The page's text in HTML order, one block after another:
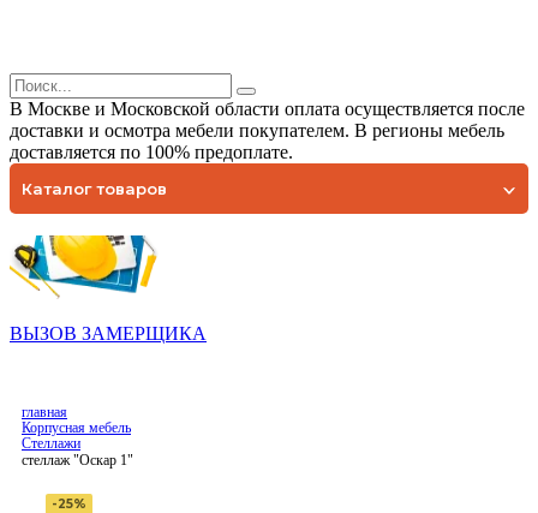
В Москве и Московской области оплата осуществляется после
доставки и осмотра мебели покупателем. В регионы мебель
доставляется по 100% предоплате.
Каталог товаров
ВЫЗОВ ЗАМЕРЩИКА
главная
Корпусная мебель
Стеллажи
стеллаж "Оскар 1"
-25%